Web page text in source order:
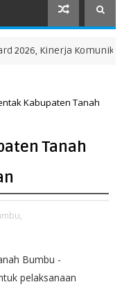
Kinerja Komunikasi
Kabupaten Tanah
Tanah
Bumbu -
pelaksanaan